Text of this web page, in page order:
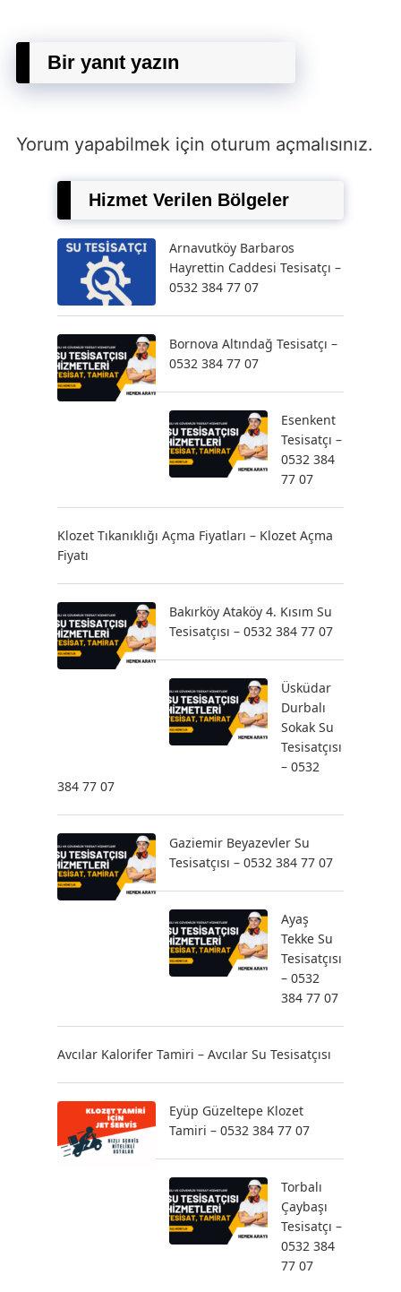
Bir yanıt yazın
Yorum yapabilmek için oturum açmalısınız.
Hizmet Verilen Bölgeler
Arnavutköy Barbaros
Hayrettin Caddesi Tesisatçı –
0532 384 77 07
Bornova Altındağ Tesisatçı –
0532 384 77 07
Esenkent
Tesisatçı –
0532 384
77 07
Klozet Tıkanıklığı Açma Fiyatları – Klozet Açma
Fiyatı
Bakırköy Ataköy 4. Kısım Su
Tesisatçısı – 0532 384 77 07
Üsküdar
Durbalı
Sokak Su
Tesisatçısı
– 0532
384 77 07
Gaziemir Beyazevler Su
Tesisatçısı – 0532 384 77 07
Ayaş
Tekke Su
Tesisatçısı
– 0532
384 77 07
Avcılar Kalorifer Tamiri – Avcılar Su Tesisatçısı
Eyüp Güzeltepe Klozet
Tamiri – 0532 384 77 07
Torbalı
Çaybaşı
Tesisatçı –
0532 384
77 07